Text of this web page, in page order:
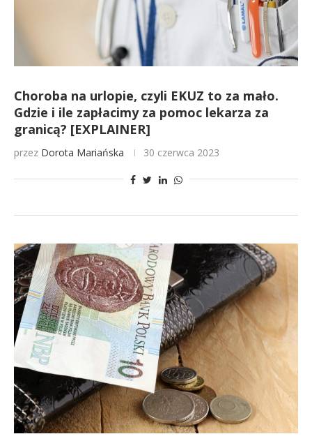
Choroba na urlopie, czyli EKUZ to za mało.
Gdzie i ile zapłacimy za pomoc lekarza za
granicą? [EXPLAINER]
przez Dorota Mariańska 30 czerwca 2023